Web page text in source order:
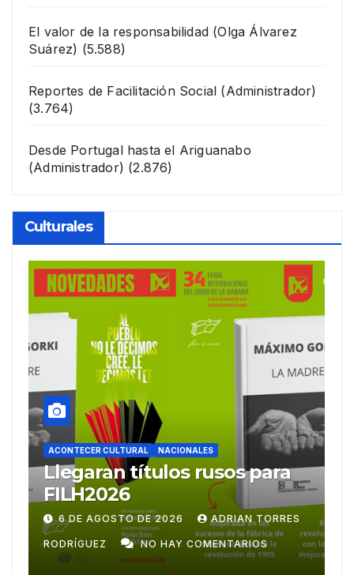
El valor de la responsabilidad (Olga Álvarez
Suárez) (5.588)
Reportes de Facilitación Social (Administrador)
(3.764)
Desde Portugal hasta el Ariguanabo
(Administrador) (2.876)
Culturales
ACONTECER CULTURAL
Ballet Laura Alonso
emprende gira
centroamericana
28 DE JULIO DE 2026 ADRIAN TORRES
RODRÍGUEZ NO HAY COMENTARIOS